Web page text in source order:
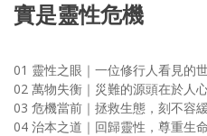
實是靈性危機
01 靈性之眼｜一位修行人看見的
02 萬物失衡｜災難的源頭在於人
03 危機當前｜拯救生態，刻不容緩
04 治本之道｜回歸靈性，尊重生命